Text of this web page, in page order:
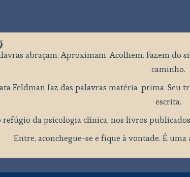
abraçam. Aproximam. Acolhem. Fazem do
caminho.
Feldman faz das palavras matéria-prima. Seu
escrita.
refúgio da psicologia clínica, nos livros
Entre, aconchegue-se e fique à vontade. É